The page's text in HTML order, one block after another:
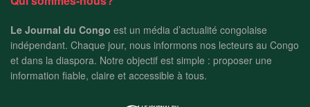
Le Journal du Congo est un média d’actualité congolaise
indépendant. Chaque jour, nous informons nos lecteurs au Congo
et dans la diaspora. Notre objectif est simple : proposer une
information fiable, claire et accessible à tous.